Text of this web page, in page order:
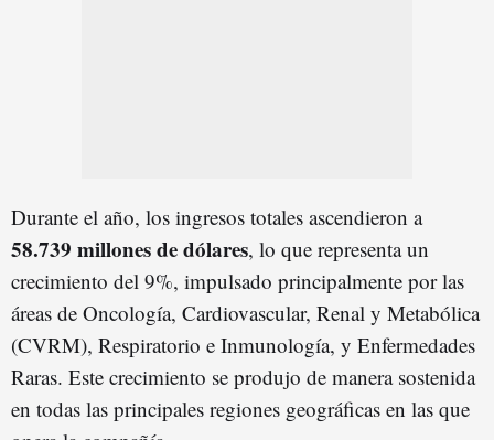
Durante el año, los ingresos totales ascendieron a
58.739 millones de dólares, lo que representa un
crecimiento del 9%, impulsado principalmente por las
áreas de Oncología, Cardiovascular, Renal y Metabólica
(CVRM), Respiratorio e Inmunología, y Enfermedades
Raras. Este crecimiento se produjo de manera sostenida
en todas las principales regiones geográficas en las que